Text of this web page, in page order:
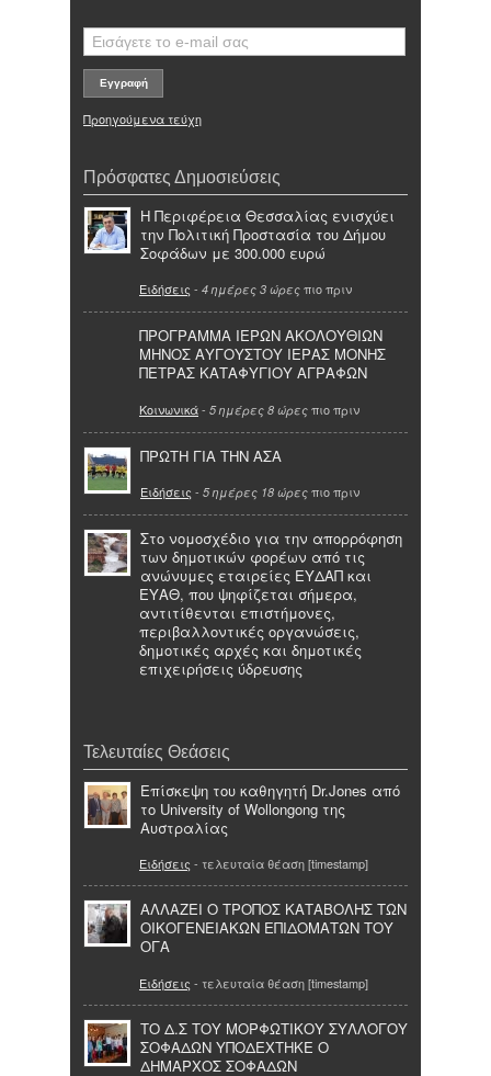
Προηγούμενα τεύχη
Πρόσφατες Δημοσιεύσεις
Η Περιφέρεια Θεσσαλίας ενισχύει
την Πολιτική Προστασία του Δήμου
Σοφάδων με 300.000 ευρώ
Ειδήσεις - 4 ημέρες 3 ώρες πιο πριν
ΠΡΟΓΡΑΜΜΑ ΙΕΡΩΝ ΑΚΟΛΟΥΘΙΩΝ
ΜΗΝΟΣ ΑΥΓΟΥΣΤΟΥ ΙΕΡΑΣ ΜΟΝΗΣ
ΠΕΤΡΑΣ ΚΑΤΑΦΥΓΙΟΥ ΑΓΡΑΦΩΝ
Κοινωνικά- 5 ημέρες 8 ώρες πιο πριν
ΠΡΩΤΗ ΓΙΑ ΤΗΝ ΑΣΑ
Ειδήσεις - 5 ημέρες 18 ώρες πιο πριν
Στο νομοσχέδιο για την απορρόφηση
των δημοτικών φορέων από τις
ανώνυμες εταιρείες ΕΥΔΑΠ και
ΕΥΑΘ, που ψηφίζεται σήμερα,
αντιτίθενται επιστήμονες,
περιβαλλοντικές οργανώσεις,
δημοτικές αρχές και δημοτικές
επιχειρήσεις ύδρευσης
Τελευταίες Θεάσεις
Επίσκεψη του καθηγητή Dr.Jones από
το University of Wollongong της
Αυστραλίας
Ειδήσεις - τελευταία θέαση [timestamp]
ΑΛΛΑΖΕΙ Ο ΤΡΟΠΟΣ ΚΑΤΑΒΟΛΗΣ ΤΩΝ
ΟΙΚΟΓΕΝΕΙΑΚΩΝ ΕΠΙΔΟΜΑΤΩΝ ΤΟΥ
ΟΓΑ
Ειδήσεις - τελευταία θέαση [timestamp]
ΤΟ Δ.Σ ΤΟΥ ΜΟΡΦΩΤΙΚΟΥ ΣΥΛΛΟΓΟΥ
ΣΟΦΑΔΩΝ ΥΠΟΔΕΧΤΗΚΕ Ο
ΔΗΜΑΡΧΟΣ ΣΟΦΑΔΩΝ